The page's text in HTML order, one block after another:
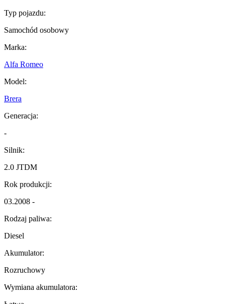
Typ pojazdu:
Samochód osobowy
Marka:
Alfa Romeo
Model:
Brera
Generacja:
-
Silnik:
2.0 JTDM
Rok produkcji:
03.2008 -
Rodzaj paliwa:
Diesel
Akumulator:
Rozruchowy
Wymiana akumulatora: